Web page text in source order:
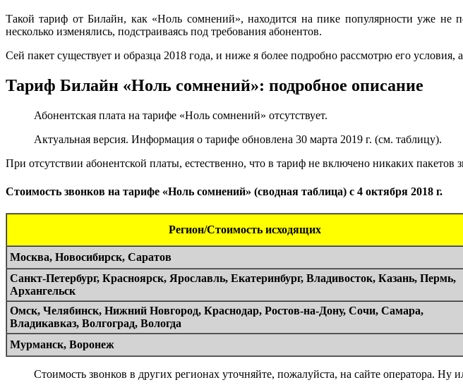
Такой тариф от Билайн, как «Ноль сомнений», находится на пике популярности уже не
несколько изменялись, подстраиваясь под требования абонентов.
Сей пакет существует и образца 2018 года, и ниже я более подробно рассмотрю его
Тариф Билайн «Ноль сомнений»: подробное описание
Абонентская плата на тарифе «Ноль сомнений» отсутствует.
Актуальная версия. Информация о тарифе обновлена 30 марта 2019 г. (см. таблицу).
При отсутствии абонентской платы, естественно, что в тариф не включено никаких
Стоимость звонков на тарифе «Ноль сомнений» (сводная таблица) с 4 октября 2018 г.
Регион/Стоимость исходящих
Москва, Новосибирск, Саратов
Санкт-Петербург, Красноярск, Ярославль, Екатеринбург, Владивосток, Казань, Пермь,
Архангельск
Омск, Челябинск, Нижний Новгород, Краснодар, Ростов-на-Дону, Сочи, Самара,
Владикавказ, Волгоград, Вологда
Мурманск, Воронеж
Стоимость звонков в других регионах уточняйте, пожалуйста, на сайте оператора.